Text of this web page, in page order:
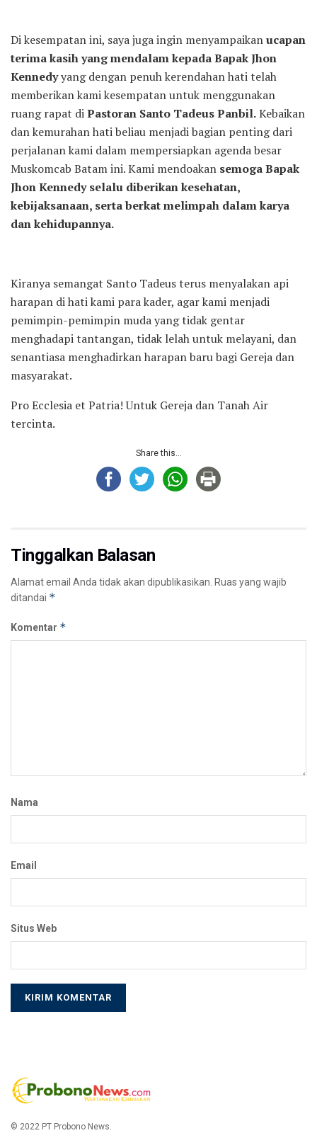
Di kesempatan ini, saya juga ingin menyampaikanucapan
terima kasih yang mendalam kepada Bapak Jhon
Kennedyyang dengan penuh kerendahan hati telah
memberikan kami kesempatan untuk menggunakan
ruang rapat diPastoran Santo Tadeus Panbil.Kebaikan
dan kemurahan hati beliau menjadi bagian penting dari
perjalanan kami dalam mempersiapkan agenda besar
Muskomcab Batam ini. Kami mendoakan semoga Bapak
Jhon Kennedy selalu diberikan kesehatan,
kebijaksanaan, serta berkat melimpah dalam karya
dan kehidupannya.
Kiranya semangat Santo Tadeus terus menyalakan api
harapan di hati kami para kader, agar kami menjadi
pemimpin-pemimpin muda yang tidak gentar
menghadapi tantangan, tidak lelah untuk melayani, dan
senantiasa menghadirkan harapan baru bagi Gereja dan
masyarakat.
Pro Ecclesia et Patria! Untuk Gereja dan Tanah Air
tercinta.
Share this...
Tinggalkan Balasan
Alamat email Anda tidak akan dipublikasikan. Ruas yang wajib
ditandai *
Komentar *
Nama
Email
Situs Web
© 2022 PT Probono News.